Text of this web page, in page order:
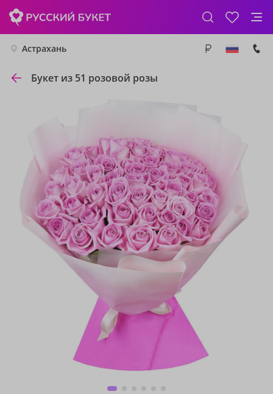
Астрахань
Букет из 51 розовой розы